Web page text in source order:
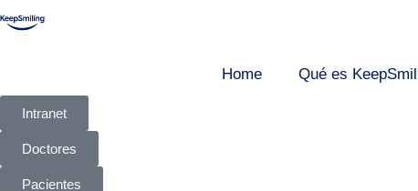
Home Qué es
Intranet
Doctores
Pacientes